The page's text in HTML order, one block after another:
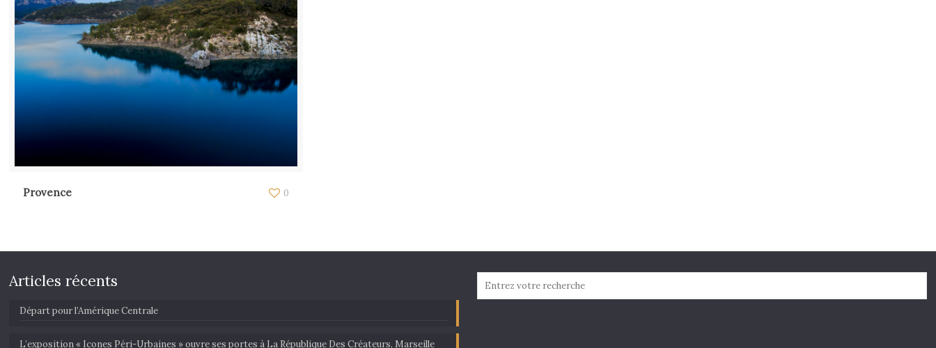
Provence 0
Articles récents
Départ pour l’Amérique Centrale
L’exposition « Icones Péri-Urbaines » ouvre ses portes à La République Des Créateurs, Marseille